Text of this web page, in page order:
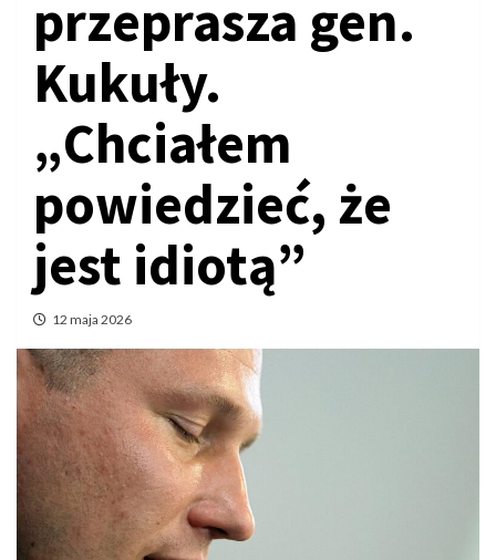
przeprasza gen.
Kukuły.
„Chciałem
powiedzieć, że
jest idiotą”
12 maja 2026